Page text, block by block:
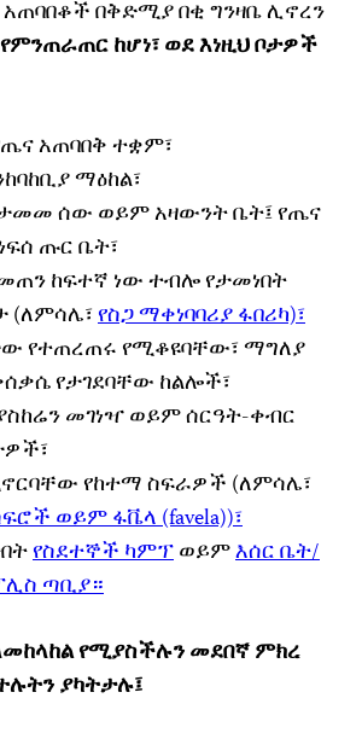
በቅድሚያ በቂ ግንዛቤ ሊኖረን
ከሆነ፣ ወደ እነዚህ ቦታዎች
አጠባበቅ ተቋም፣
ማዕከል፣
ሰው ወይም አዛውንት ቤት፤ የጤና
ጡር ቤት፣
ከፍተኛ ነው ተብሎ የታመነበት
(ለምሳሌ፣የስጋ ማቀነባባሪያ ፋበሪካ)፣
የተጠረጠሩ የሚቆዩባቸው፣ ማግለያ
የታገደባቸው ከልሎች፣
መገነዣ ወይም ሰርዓት-ቀብር
የከተማ ስፍራዎች (ለምሳሌ፣
ወይም ፋቬላ (favela))፣
የስደተኞች ካምፕወይምእሰር ቤት/
ጣቢያ።
የሚያስችሉን መደበኛ ምክረ
ያካትታሉ፤